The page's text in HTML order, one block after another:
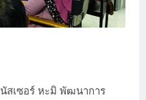
สเซอร์ หะมิ พัฒนาการ